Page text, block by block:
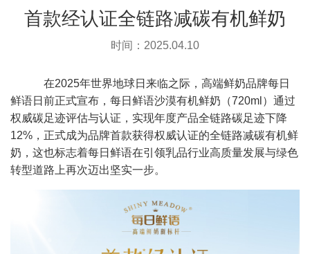
首款经认证全链路减碳有机鲜奶
时间：2025.04.10
在2025年世界地球日来临之际，高端鲜奶品牌每日
鲜语日前正式宣布，每日鲜语沙漠有机鲜奶（720ml）通过
权威碳足迹评估与认证，实现年度产品全链路碳足迹下降
12% ，正式成为品牌首款获得权威认证的全链路减碳有机鲜
奶，这也标志着每日鲜语在引领乳品行业高质量发展与绿色
转型道路上再次迈出坚实一步。